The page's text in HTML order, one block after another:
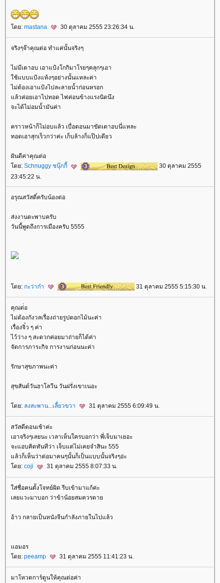
ดย: mastana 30 ตุลาคม 2555 23:26:34 น.
จริงๆจ๊าคุณต่อ ทำแค่นั้นจริงๆ
ไม่มีเตาอบ เอาแป้งโกกิมาโรยๆคลุกๆเอา
ช้แบบแป้งแห้งๆอย่างนั้นแหละค่า
ไม่ต้องเอาแป้งไปละลายน้ำก่อนหรอก
ล้วค่อยเอาไปทอด ไฟค่อนข้างแรงนิดนึง
จะได้ไม่อมน้ำมันค่า
คราวหน้าก็ไม่อบแล้ว เบื่อตอนมาขัดเตาอบนี่แหละ
ทอดเอาสุกเร็วกว่าค่ะ เก็บล้างก็แป๊ปเดียว
ฝันดีค่าคุณต่อ
ดย: Schnuggy ชนุ๊กกี้
30 ตุลาคม 2555
23:45:22 น.
อรุณสวัสดิ์ครับน้องต่อ
ส่งงานตะพาบครับ
วันนี้พูดถึงการเมืองครับ 5555
ดย: กะว่าก๋า 31 ตุลาคม 2555 5:15:30 น.
คุณต่่อ
ไม่ต้องกังวลเรื่องถ่ายรูปดอกไม้นะค่า
เรื่องจิ๋ว ๆ ค่า
ไว้ว่าง ๆ สะดวกค่อยมาถ่ายก็ได้ค่า
จัดการภาระกิจ การงานก่อนนะค่า
รักษาสุขภาพนะค่า
สุขสันต์วันฮาโลวีน วันฝรั่งเขาเนอะ
ดย: ลงสะพาน...เลี้ยวขวา 31 ตุลาคม 2555 6:09:49 น.
สวัสดีตอนเช้าค่ะ
เอาจริงๆเลยนะ เวลาเห็นใครบอกว่า พี่เจ็บมาเยอะ
จะแอบคิดทันทีว่า เจ็บแต่ไม่เคยจำสินะ 555
ล้วก็เห็นว่าต่อมาคนๆนั้นก็เป็นแบบนั้นจริงๆอ่ะ
ดย: coji 31 ตุลาคม 2555 8:07:33 น.
ส่ชื่อคนตั้งโจทย์ผิด รีบเข้ามาแก้ค่ะ
เลยแวะมาบอก ว่าข้าน้อยสมควรตา
อ้าว กลายเป็นหนังจีนกำลังภายในไปแล้ว
อมอร
ดย: peeamp 31 ตุลาคม 2555 11:41:23 น.
มาโหวตการ์ตูนให้คุณต่อค่า